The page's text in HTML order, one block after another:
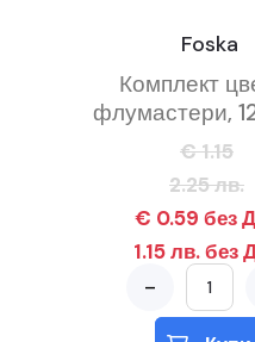
Foska
Комплект
флумастери,
€ 1.15
2.25 лв.
€ 0.59 без
1.15 лв. без
-